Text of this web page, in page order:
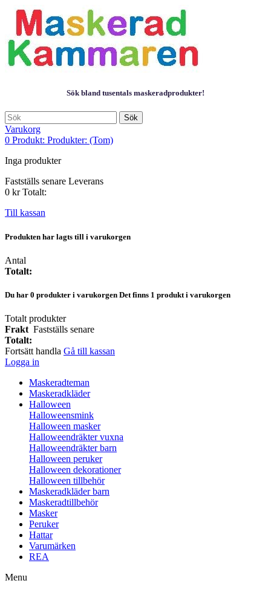
Sök bland tusentals maskeradprodukter!
Sök
Varukorg
0 Produkt: Produkter: (Tom)
Inga produkter
Fastställs senare Leverans
0 kr Totalt:
Till kassan
Produkten har lagts till i varukorgen
Antal
Totalt:
Du har 0 produkter i varukorgen Det finns 1 produkt i varukorgen
Totalt produkter
Frakt Fastställs senare
Totalt:
Fortsätt handla Gå till kassan
Logga in
Maskeradteman
Maskeradkläder
Halloween
Halloweensmink
Halloween masker
Halloweendräkter vuxna
Halloweendräkter barn
Halloween peruker
Halloween dekorationer
Halloween tillbehör
Maskeradkläder barn
Maskeradtillbehör
Masker
Peruker
Hattar
Varumärken
REA
Menu